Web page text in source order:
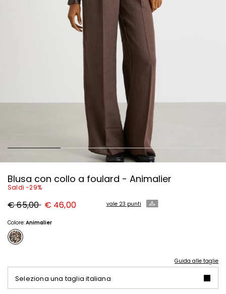
Blusa con collo a foulard - Animalier
Saldi -29%
Prezzo
originale
65,00
€ 65,00 Nuovo
prezzo
46,00
€ 46,00 vale 23 punti
Colore:Animalier
Guida alle taglie
Seleziona una taglia italiana